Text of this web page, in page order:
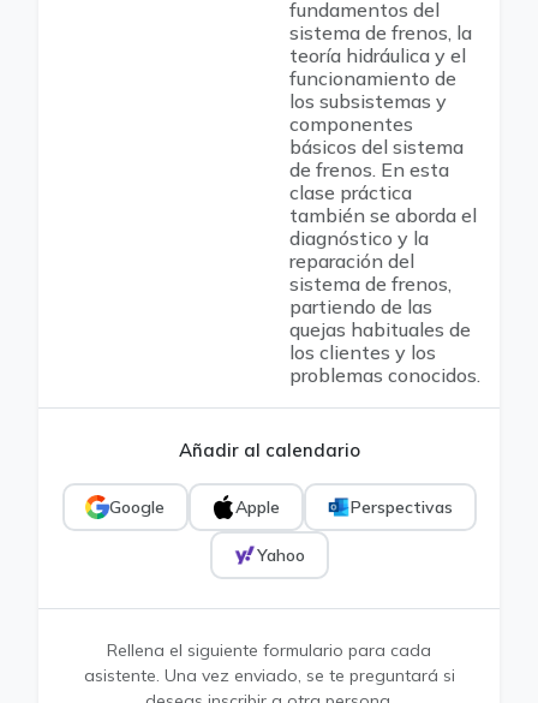
fundamentos del
sistema de frenos, la
teoría hidráulica y el
funcionamiento de
los subsistemas y
componentes
básicos del sistema
de frenos. En esta
clase práctica
también se aborda el
diagnóstico y la
reparación del
sistema de frenos,
partiendo de las
quejas habituales de
los clientes y los
problemas conocidos.
Añadir al calendario
Google Apple Perspectivas
Yahoo
Rellena el siguiente formulario para cada
asistente. Una vez enviado, se te preguntará si